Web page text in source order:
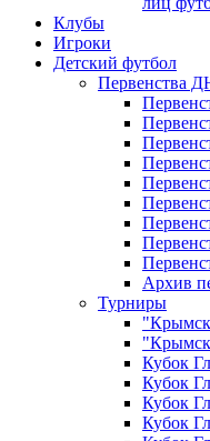
Клубы
Игроки
Детский футбол
Первенства
Архив
Турниры
Кубок
Кубок
Кубок
Кубок